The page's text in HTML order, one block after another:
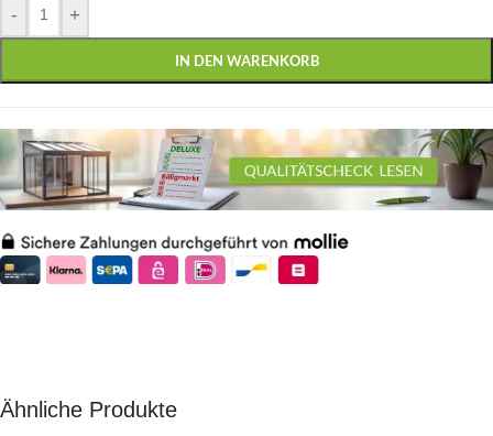
- +
IN DEN WARENKORB
Ähnliche Produkte